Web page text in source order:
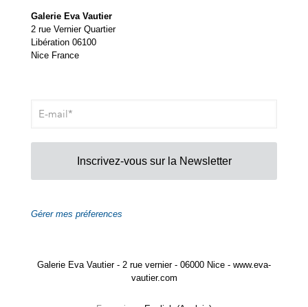
Galerie Eva Vautier
2 rue Vernier Quartier
Libération 06100
Nice France
Inscrivez-vous sur la Newsletter
Gérer mes préferences
Galerie Eva Vautier - 2 rue vernier - 06000 Nice - www.eva-
vautier.com